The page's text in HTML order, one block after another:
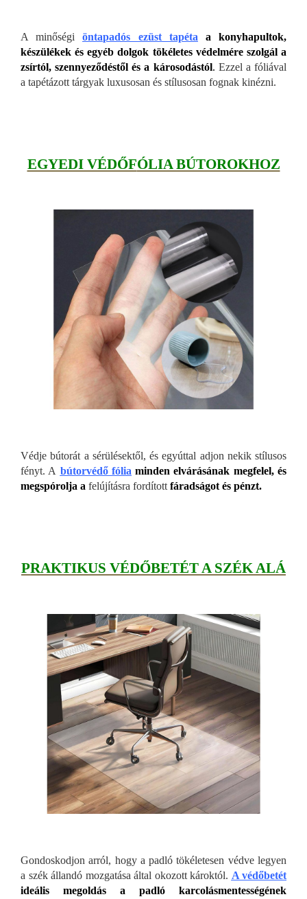
A minőségiöntapadós ezüst tapéta a
konyhapultok,
készülékek és egyéb dolgok tökéletes védelmére szolgál a
zsírtól, szennyeződéstől és a károsodástól. Ezzel a fóliával
a tapétázott tárgyak luxusosan és stílusosan fognak kinézni.
EGYEDI VÉDŐFÓLIA BÚTOROKHOZ
Védje bútorát a sérülésektől, és egyúttal adjon nekik stílusos
fényt. A bútorvédő fóliaminden elvárásának megfelel, és
megspórolja a felújításra fordítottfáradságot és pénzt.
PRAKTIKUS VÉDŐBETÉT A SZÉK ALÁ
Gondoskodjon arról, hogy a padló tökéletesen védve legyen
a szék állandó mozgatása által okozott károktól. A védőbetét
ideális megoldás a padló karcolásmentességének